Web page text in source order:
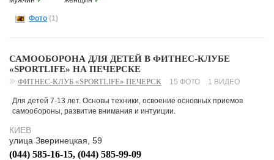
Фото (1)
САМООБОРОНА ДЛЯ ДЕТЕЙ В ФИТНЕС-КЛУБЕ
«SPORTLIFE» НА ПЕЧЕРСКЕ
ФИТНЕС-КЛУБ «SPORTLIFE» ПЕЧЕРСК 15 ФОТО 1 ВИДЕО
Для детей 7-13 лет. Основы техники, освоение основных приемов
самообороны, развитие внимания и интуиции.
КИЕВ
улица Зверинецкая, 59
(044) 585-16-15, (044) 585-99-09